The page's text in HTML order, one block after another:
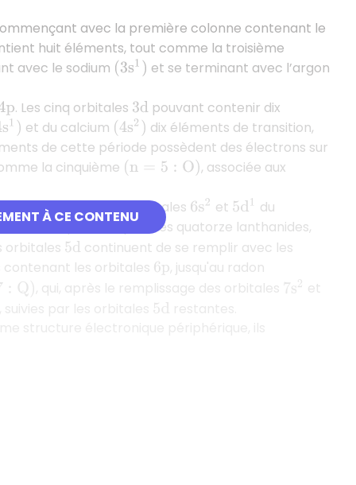
À CE CONTENU
avec la première colonne contenant le
huit éléments, tout comme la troisième
avec le sodium (3s1)
et se terminant avec l’argon
p. Les cinq orbitales 3d pouvant contenir dix
s1 ) et du calcium (4s2 ) dix éléments de transition,
de cette période possèdent des électrons sur
la cinquième (n= O)
, associée aux
6p . Dès lors que les orbitales 6s2 et 5d1
du
disponibles pour les quatorze lanthanides,
orbitales 5d continuent de se remplir avec les
contenant les orbitales 6p, jusqu'au radon
) , qui, après le remplissage des orbitales 7s2 et